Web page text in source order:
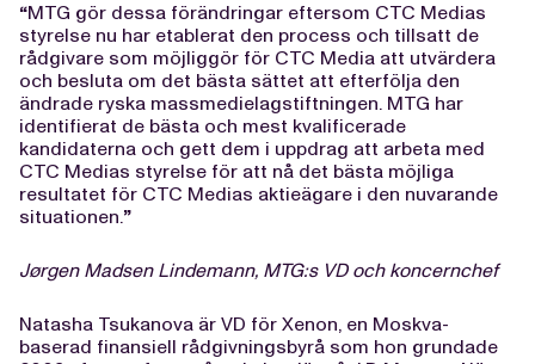
“MTG gör dessa förändringar eftersom CTC Medias
styrelse nu har etablerat den process och tillsatt de
rådgivare som möjliggör för CTC Media att utvärdera
och besluta om det bästa sättet att efterfölja den
ändrade ryska massmedielagstiftningen. MTG har
identifierat de bästa och mest kvalificerade
kandidaterna och gett dem i uppdrag att arbeta med
CTC Medias styrelse för att nå det bästa möjliga
resultatet för CTC Medias aktieägare i den nuvarande
situationen.”
Jørgen Madsen Lindemann, MTG:s VD och koncernchef
Natasha Tsukanova är VD för Xenon, en Moskva-
baserad finansiell rådgivningsbyrå som hon grundade